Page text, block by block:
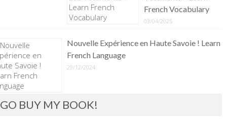
French Vocabulary
03/04/2025
Nouvelle Expérience en Haute Savoie ! Learn
French Language
29/12/2024
GO BUY MY BOOK!